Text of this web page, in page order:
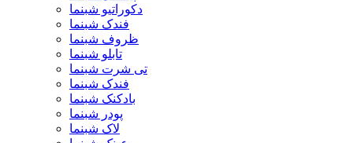
دکوراتیو شبنما
فندک شبنما
ظروف شبنما
تابلو شبنما
تی شرت شبنما
فندک شبنما
بادکنک شبنما
پودر شبنما
لاک شبنما